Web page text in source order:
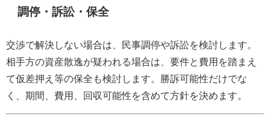
調停・訴訟・保全
交渉で解決しない場合は、民事調停や訴訟を検討します。
相手方の資産散逸が疑われる場合は、要件と費用を踏まえ
て仮差押え等の保全も検討します。勝訴可能性だけでな
く、期間、費用、回収可能性を含めて方針を決めます。